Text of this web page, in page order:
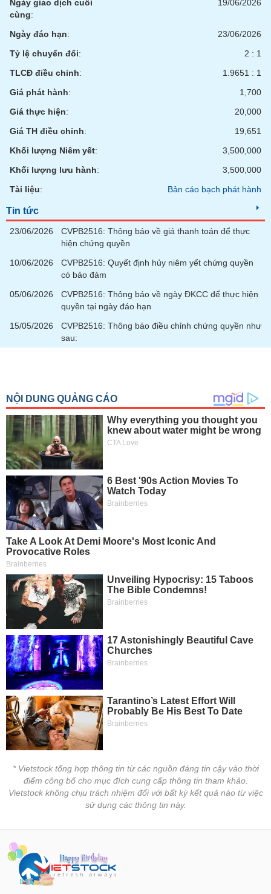
Ngày giao dịch cuối
cùng:
19/06/2026
Ngày đáo hạn:
23/06/2026
Tỷ lệ chuyển đổi:
2 : 1
TLCĐ điều chỉnh:
1.9651 : 1
Giá phát hành:
1,700
Giá thực hiện:
20,000
Giá TH điều chỉnh:
19,651
Khối lượng Niêm yết:
3,500,000
Khối lượng lưu hành:
3,500,000
Tài liệu: Bản cáo bạch phát hành
Tin tức
23/06/2026
CVPB2516: Thông báo về giá thanh toán để thực
hiện chứng quyền
10/06/2026
CVPB2516: Quyết định hủy niêm yết chứng quyền
có bảo đảm
05/06/2026
CVPB2516: Thông báo về ngày ĐKCC để thực hiện
quyền tại ngày đáo hạn
15/05/2026
CVPB2516: Thông báo điều chỉnh chứng quyền như
sau:
* Vietstock tổng hợp thông tin từ các nguồn đáng tin cậy vào thời
điểm công bố cho mục đích cung cấp thông tin tham khảo.
Vietstock không chịu trách nhiệm đối với bất kỳ kết quả nào từ việc
sử dụng các thông tin này.
chính